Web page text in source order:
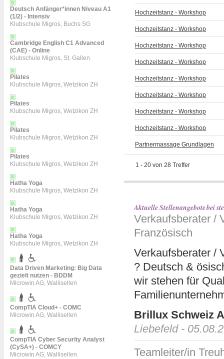
Deutsch Anfänger*innen Niveau A1
(1/2) - Intensiv
Klubschule Migros, Buchs SG
Cambridge English C1 Advanced
(CAE) - Online
Klubschule Migros, St. Gallen
Pilates
Klubschule Migros, Wetzikon ZH
Pilates
Klubschule Migros, Wetzikon ZH
Pilates
Klubschule Migros, Wetzikon ZH
Pilates
Klubschule Migros, Wetzikon ZH
Hatha Yoga
Klubschule Migros, Wetzikon ZH
Hatha Yoga
Klubschule Migros, Wetzikon ZH
Hatha Yoga
Klubschule Migros, Wetzikon ZH
Data Driven Marketing: Big Data
gezielt nutzen - BDDM
Microwin AG, Wallisellen
CompTIA Cloud+ - COMC
Microwin AG, Wallisellen
CompTIA Cyber Security Analyst
(CySA+) - COMCY
Microwin AG, Wallisellen
Hochzeitstanz - Workshop
Hochzeitstanz - Workshop
Hochzeitstanz - Workshop
Hochzeitstanz - Workshop
Hochzeitstanz - Workshop
Hochzeitstanz - Workshop
Hochzeitstanz - Workshop
Hochzeitstanz - Workshop
Partnermassage Grundlagen
1 - 20 von 28 Treffer
Aktuelle Stellenangebote bei
Verkaufsberater /
Französisch
Verkaufsberater /
? Deutsch &
wir stehen für
Brillux Schweiz
Liebefeld -
Teamleiter/in